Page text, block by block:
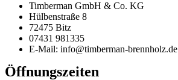
Timberman GmbH & Co. KG
Hülbenstraße 8
72475 Bitz
07431 981335
E-Mail: info@timberman-brennholz.de
Öffnungszeiten